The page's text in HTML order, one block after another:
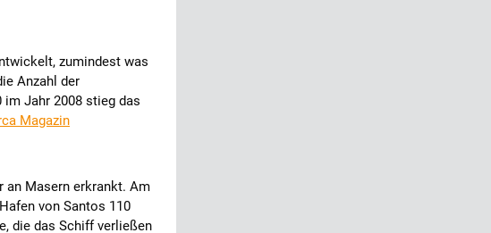
zumindest was
Anzahl der
Jahr 2008 stieg das
Magazin
an Masern erkrankt. Am
von Santos 110
die das Schiff verließen